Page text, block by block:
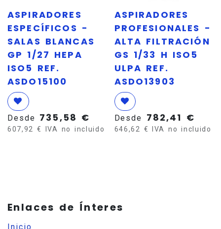
ASPIRADORES
ESPECÍFICOS -
SALAS BLANCAS
GP 1/27 HEPA
ISO5 REF.
ASDO15100
Desde 735,58 €
607,92 € IVA no incluido
ASPIRADORES
PROFESIONALES -
ALTA FILTRACIÓN
GS 1/33 H ISO5
ULPA REF.
ASDO13903
Desde 782,41 €
646,62 € IVA no incluido
Enlaces de Ínteres
Inicio